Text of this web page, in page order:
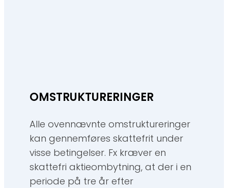
OMSTRUKTURERINGER
Alle ovennævnte omstruktureringer
kan gennemføres skattefrit under
visse betingelser. Fx kræver en
skattefri aktieombytning, at der i en
periode på tre år efter